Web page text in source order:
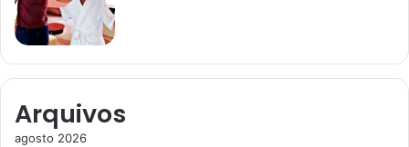
d
o
Arquivos
agosto 2026